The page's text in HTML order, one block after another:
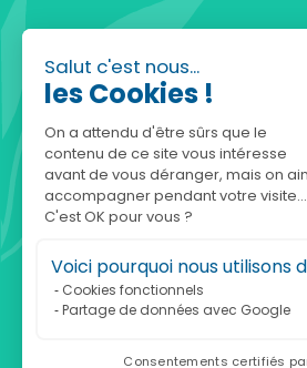
Salut c'est nous...
les Cookies !
On a attendu d'être sûrs que le
contenu de ce site vous intéresse
avant de vous déranger, mais on
accompagner pendant votre visite...
C'est OK pour vous ?
Voici pourquoi nous utilisons
Cookies fonctionnels
Partage de données avec Google
Consentements certifiés
Fondée en 2010,
française qui réunit
comprendre et
est à votre écoute, du
accompagner.
Notre adresse :
achatnature.com (Ethik
160 rue Pierre Fallion